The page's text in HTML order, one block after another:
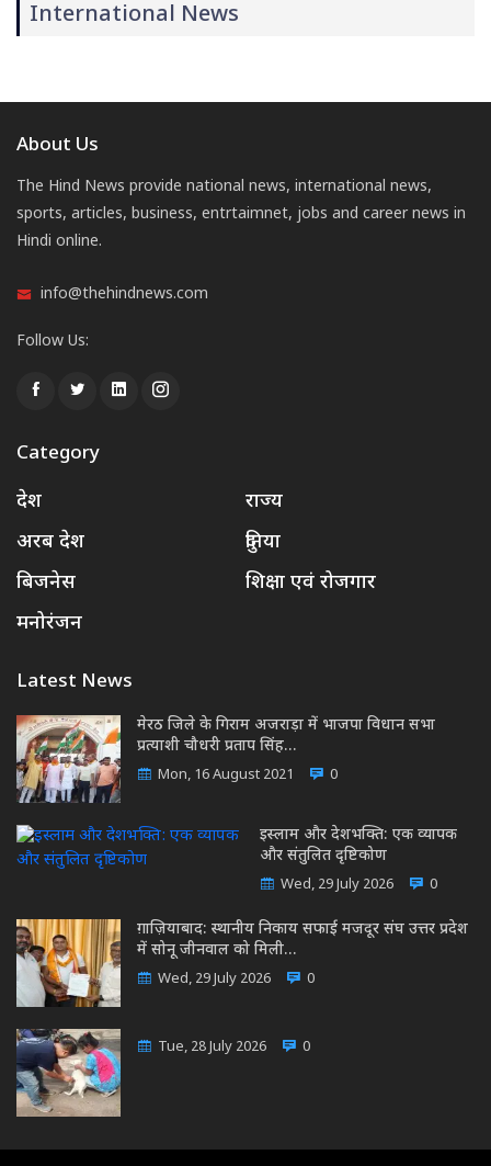
International News
About Us
The Hind News provide national news, international news,
sports, articles, business, entrtaimnet, jobs and career news in
Hindi online.
info@thehindnews.com
Follow Us:
Category
देश
राज्य
अरब देश
दुनिया
बिजनेस
शिक्षा एवं रोजगार
मनोरंजन
Latest News
मेरठ जिले के गिराम अजराड़ा में भाजपा विधान सभा
प्रत्याशी चौधरी प्रताप सिंह…
Mon, 16 August 2021 0
इस्लाम और देशभक्ति: एक व्यापक
और संतुलित दृष्टिकोण
Wed, 29 July 2026 0
ग़ाज़ियाबाद: स्थानीय निकाय सफाई मजदूर संघ उत्तर प्रदेश
में सोनू जीनवाल को मिली…
Wed, 29 July 2026 0
Tue, 28 July 2026 0